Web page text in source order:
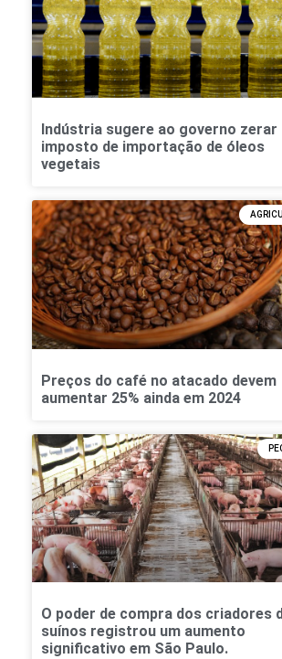
Indústria sugere ao governo zerar
imposto de importação de óleos
vegetais
Preços do café no atacado devem
aumentar 25% ainda em 2024
O poder de compra dos criadores
suínos registrou um aumento
significativo em São Paulo.